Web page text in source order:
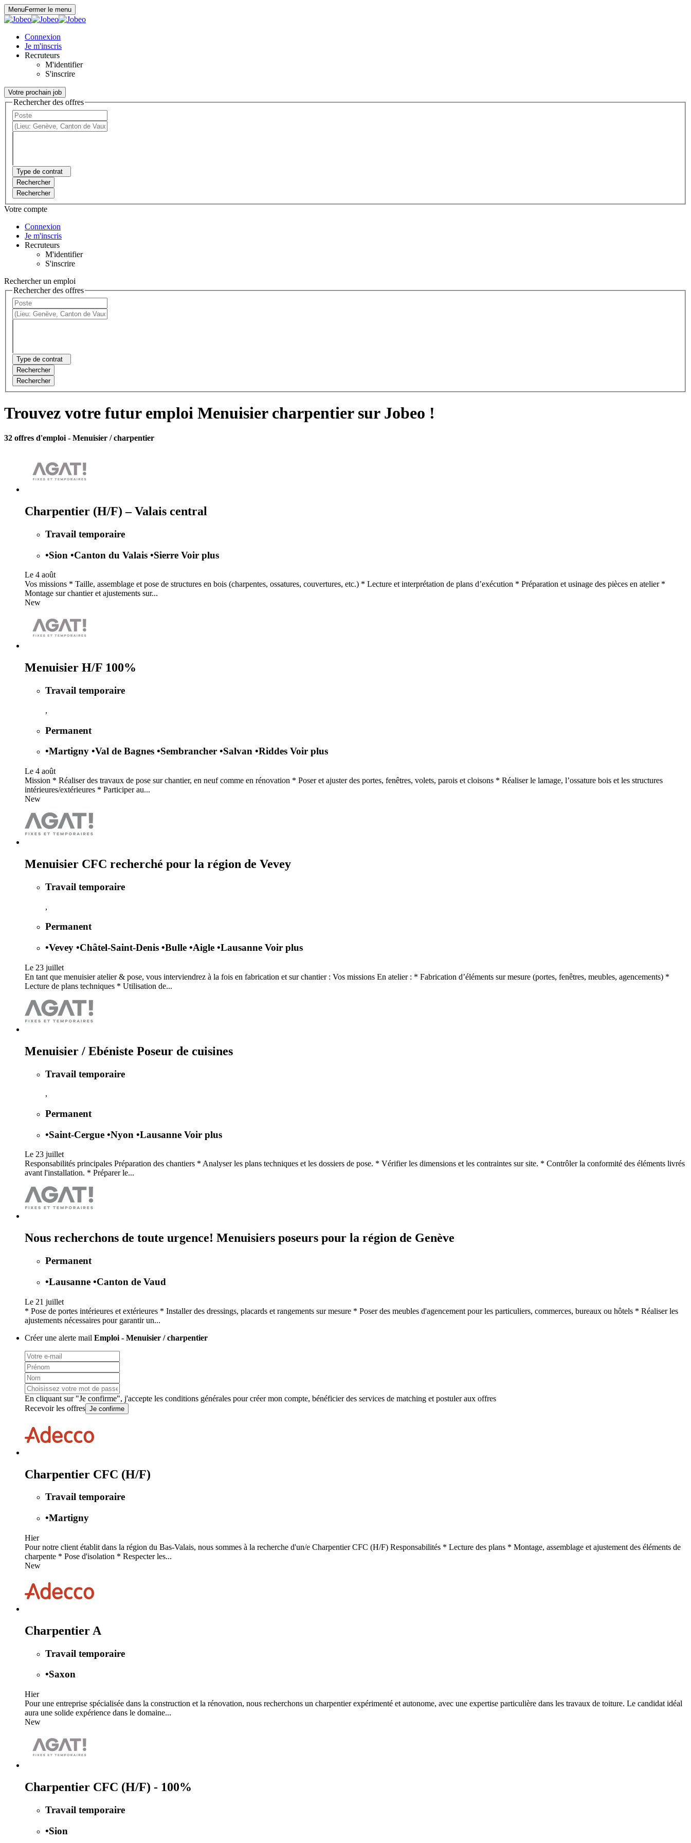
MenuFermer le menu
Connexion
Je m'inscris
Recruteurs
M'identifier
S'inscrire
Votre prochain job
Rechercher des offres
Type de contrat
Rechercher
Rechercher
Votre compte
Connexion
Je m'inscris
Recruteurs
M'identifier
S'inscrire
Rechercher un emploi
Rechercher des offres
Type de contrat
Rechercher
Rechercher
Trouvez votre futur emploi Menuisier charpentier sur Jobeo !
32 offres d'emploi - Menuisier / charpentier
Charpentier (H/F) – Valais central
Travail temporaire
•Sion •Canton du Valais •Sierre Voir plus
Le 4 août
Vos missions * Taille, assemblage et pose de structures en bois (charpentes, ossatures, couvertures, etc.) * Lecture et interprétation de plans d’exécution * Préparation et usinage des pièces en atelier *
Montage sur chantier et ajustements sur...
New
Menuisier H/F 100%
Travail temporaire
,
Permanent
•Martigny •Val de Bagnes •Sembrancher •Salvan •Riddes Voir plus
Le 4 août
Mission * Réaliser des travaux de pose sur chantier, en neuf comme en rénovation * Poser et ajuster des portes, fenêtres, volets, parois et cloisons * Réaliser le lamage, l’ossature bois et les structures
intérieures/extérieures * Participer au...
New
Menuisier CFC recherché pour la région de Vevey
Travail temporaire
,
Permanent
•Vevey •Châtel-Saint-Denis •Bulle •Aigle •Lausanne Voir plus
Le 23 juillet
En tant que menuisier atelier & pose, vous interviendrez à la fois en fabrication et sur chantier : Vos missions En atelier : * Fabrication d’éléments sur mesure (portes, fenêtres, meubles, agencements) *
Lecture de plans techniques * Utilisation de...
Menuisier / Ebéniste Poseur de cuisines
Travail temporaire
,
Permanent
•Saint-Cergue •Nyon •Lausanne Voir plus
Le 23 juillet
Responsabilités principales Préparation des chantiers * Analyser les plans techniques et les dossiers de pose. * Vérifier les dimensions et les contraintes sur site. * Contrôler la conformité des éléments livrés
avant l'installation. * Préparer le...
Nous recherchons de toute urgence! Menuisiers poseurs pour la région de Genève
Permanent
•Lausanne •Canton de Vaud
Le 21 juillet
* Pose de portes intérieures et extérieures * Installer des dressings, placards et rangements sur mesure * Poser des meubles d'agencement pour les particuliers, commerces, bureaux ou hôtels * Réaliser les
ajustements nécessaires pour garantir un...
Créer une alerte mail Emploi - Menuisier / charpentier
En cliquant sur "Je confirme", j'accepte les conditions générales pour créer mon compte, bénéficier des services de matching et postuler aux offres
Recevoir les offres Je confirme
Charpentier CFC (H/F)
Travail temporaire
•Martigny
Hier
Pour notre client établit dans la région du Bas-Valais, nous sommes à la recherche d'un/e Charpentier CFC (H/F) Responsabilités * Lecture des plans * Montage, assemblage et ajustement des éléments de
charpente * Pose d'isolation * Respecter les...
New
Charpentier A
Travail temporaire
•Saxon
Hier
Pour une entreprise spécialisée dans la construction et la rénovation, nous recherchons un charpentier expérimenté et autonome, avec une expertise particulière dans les travaux de toiture. Le candidat idéal
aura une solide expérience dans le domaine...
New
Charpentier CFC (H/F) - 100%
Travail temporaire
•Sion
Panneau de gestion des cookies